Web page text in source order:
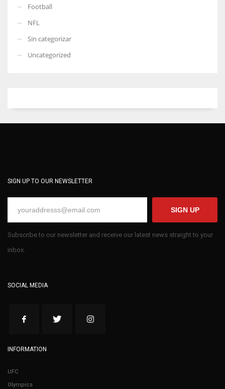
Football
NFL
Sin categorizar
Uncategorized
SIGN UP TO OUR NEWSLETTER
SIGN UP
Subscribe to our newsletter and receive our latest news straight to your
inbox.
SOCIAL MEDIA
INFORMATION
UFC
Olympics